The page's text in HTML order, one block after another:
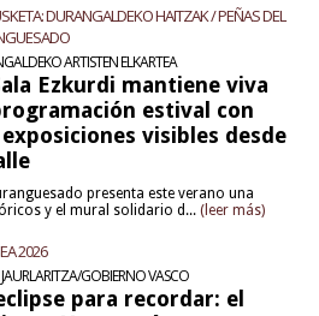
DURANGALDEKO HAITZAK / PEÑAS DEL
ARTISTEN ELKARTEA
Ezkurdi mantiene viva
estival con
visibles desde
presenta este verano una
y el mural solidario d... (leer más)
2026
GOBIERNO VASCO
para recordar: el